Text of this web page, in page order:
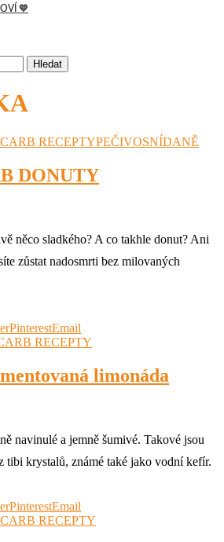
💛
Hledat
RECEPTYPEČIVOSNÍDANĚ
DONUTY
něco sladkého? A co takhle donut? Ani
zůstat nadosmrti bez milovaných
PinterestEmail
RECEPTY
limonáda
navinulé a jemně šumivé. Takové jsou
tibi krystalů, známé také jako vodní kefír.
PinterestEmail
RECEPTY